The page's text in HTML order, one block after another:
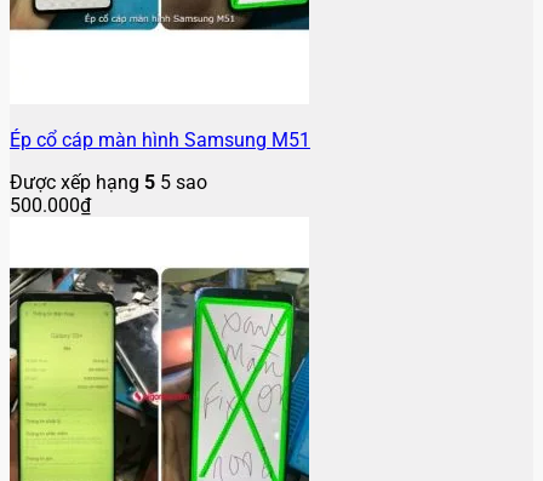
Ép cổ cáp màn hình Samsung M51
Được xếp hạng 5 5 sao
500.000₫